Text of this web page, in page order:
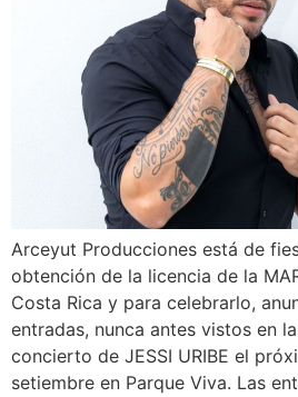
Arceyut Producciones está de
obtención de la licencia de la
Costa Rica y para celebrarlo,
entradas, nunca antes vistos en
concierto de JESSI URIBE el
setiembre en Parque Viva. Las